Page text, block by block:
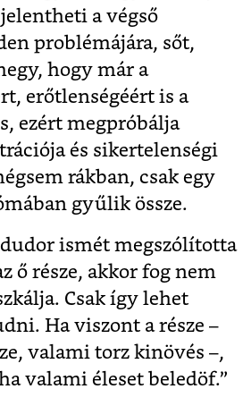
a végső
problémájára, sőt,
hogy már a
erőtlenségéért is a
ezért megpróbálja
és sikertelenségi
rákban, csak egy
gyűlik össze.
ismét megszólította
ő része, akkor fog nem
Csak így lehet
Ha viszont a része –
valami torz kinövés –,
valami éleset beledöf.”